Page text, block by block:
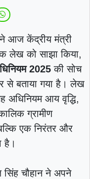
ने आज केंद्रीय मंत्री
लेख को साझा किया,
2025की सोच
से बताया गया है। लेख
अधिनियम आय वृद्धि,
ग्रामीण
एक निरंतर और
है।
सिंह चौहान ने अपने